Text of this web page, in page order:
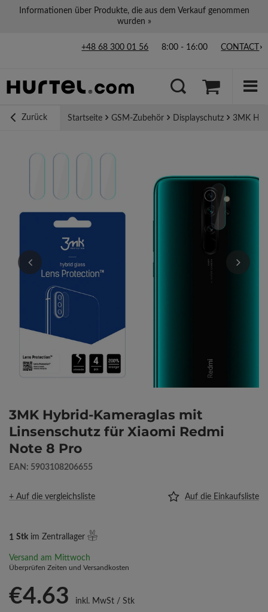
Informationen über Produkte, die aus dem Verkauf genommen
wurden »
+48 68 300 01 56 8:00 - 16:00 CONTACT
Zurück Startseite GSM-Zubehör Displayschutz 3MK
3MK Hybrid-Kameraglas mit
Linsenschutz für Xiaomi Redmi
Note 8 Pro
EAN: 5903108206655
+ Auf die vergleichsliste Auf die Einkaufsliste
1 Stk im Zentrallager
Versand am Mittwoch
Überprüfen Zeiten und Versandkosten
€4.63 inkl. MwSt/ Stk